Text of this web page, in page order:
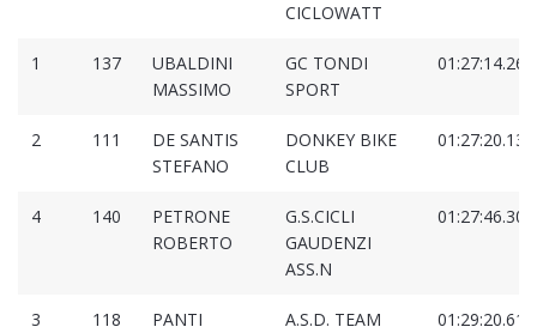
CICLOWATT
1 137
UBALDINI
MASSIMO
GC TONDI
SPORT
01:27:14.267
2 111
DE SANTIS
STEFANO
DONKEY BIKE
CLUB
01:27:20.132
4 140
PETRONE
ROBERTO
G.S.CICLI
GAUDENZI
ASS.N
01:27:46.309
3 118
PANTI
A.S.D. TEAM
01:29:20.612